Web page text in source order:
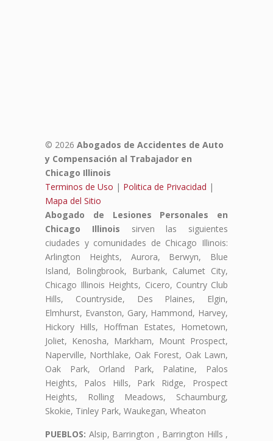
© 2026 Abogados de Accidentes de Auto
y Compensación al Trabajador en
Chicago Illinois
Terminos de Uso | Politica de Privacidad |
Mapa del Sitio
Abogado de Lesiones Personales en
Chicago Illinois sirven las siguientes
ciudades y comunidades de Chicago Illinois:
Arlington Heights, Aurora, Berwyn, Blue
Island, Bolingbrook, Burbank, Calumet City,
Chicago Illinois Heights, Cicero, Country Club
Hills, Countryside, Des Plaines, Elgin,
Elmhurst, Evanston, Gary, Hammond, Harvey,
Hickory Hills, Hoffman Estates, Hometown,
Joliet, Kenosha, Markham, Mount Prospect,
Naperville, Northlake, Oak Forest, Oak Lawn,
Oak Park, Orland Park, Palatine, Palos
Heights, Palos Hills, Park Ridge, Prospect
Heights, Rolling Meadows, Schaumburg,
Skokie, Tinley Park, Waukegan, Wheaton
PUEBLOS: Alsip, Barrington , Barrington Hills ,